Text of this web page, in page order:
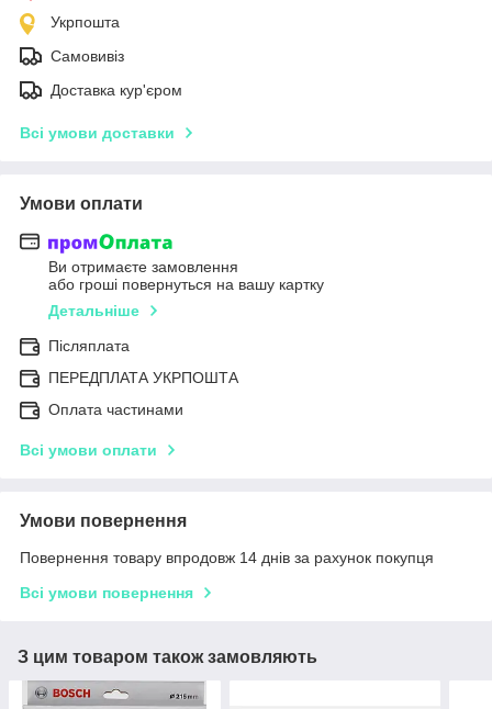
Укрпошта
Самовивіз
Доставка кур'єром
Всі умови доставки
Умови оплати
Ви отримаєте замовлення
або гроші повернуться на вашу картку
Детальніше
Післяплата
ПЕРЕДПЛАТА УКРПОШТА
Оплата частинами
Всі умови оплати
Умови повернення
Повернення товару впродовж 14 днів за рахунок покупця
Всі умови повернення
З цим товаром також замовляють